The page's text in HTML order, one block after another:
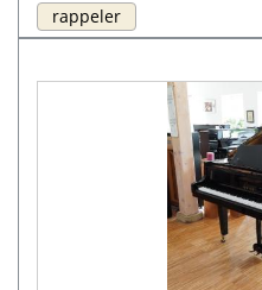
rappeler